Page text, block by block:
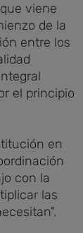
viene
de la
entre los
el principio
en
con la
las